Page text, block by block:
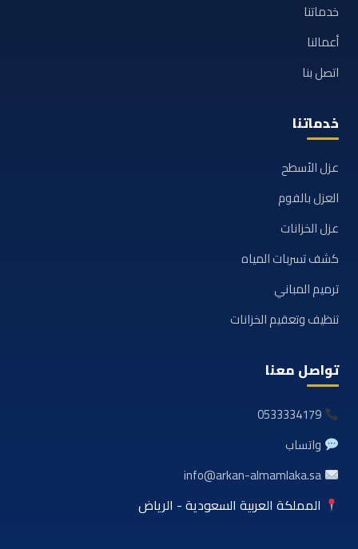
خدماتنا
أعمالنا
اتصل بنا
خدماتنا
عزل الأسطح
العزل بالفوم
عزل الخزانات
كشف تسربات المياه
ترميم المباني
تنظيف وتعقيم الخزانات
تواصل معنا
0533334179
واتساب
info@arkan-almamlaka.sa
المملكة العربية السعودية - الرياض